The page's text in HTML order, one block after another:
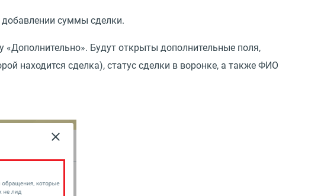
добавлении суммы сделки.
«Дополнительно». Будут открыты дополнительные поля,
находится сделка), статус сделки в воронке, а также ФИО